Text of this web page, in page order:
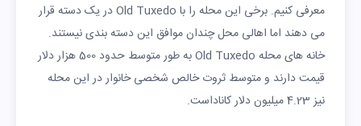
معرفی کنیم. برخی این محله را با Old Tuxedo در یک دسته قرار
می دهند اما اهالی محل چندان موافق این دسته بندی نیستند.
خانه های محله Old Tuxedo به طور متوسط حدود 500 هزار دلار
قیمت دارند و متوسط ثروت خالص شخصی خانوار در این محله
نیز 4.23 میلیون دلار کاناداست.